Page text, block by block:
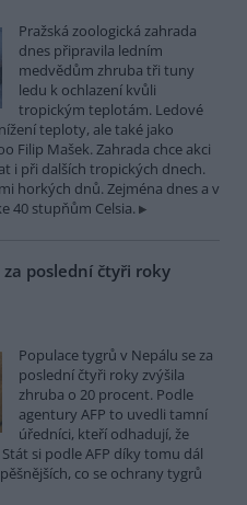
Pražská zoologická zahrada
dnes připravila ledním
medvědům zhruba tři tuny
ledu k ochlazení kvůli
tropickým teplotám. Ledové
teploty, ale také jako
Filip Mašek. Zahrada chce akci
i při dalších tropických dnech.
horkých dnů. Zejména dnes a v
40 stupňům Celsia.
poslední čtyři roky
Populace tygrů v Nepálu se za
poslední čtyři roky zvýšila
zhruba o 20 procent. Podle
agentury AFP to uvedli tamní
úředníci, kteří odhadují, že
si podle AFP díky tomu dál
co se ochrany tygrů